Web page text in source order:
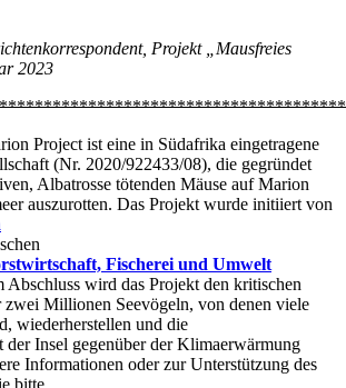
Projekt „Mausfreies
2023
Project ist eine in Südafrika eingetragene
(Nr. 2020/922433/08), die gegründet
Albatrosse tötenden Mäuse auf Marion
auszurotten. Das Projekt wurde initiiert von
Fischerei und Umwelt
Abschluss wird das Projekt den kritischen
Millionen Seevögeln, von denen viele
wiederherstellen und die
der Insel gegenüber der Klimaerwärmung
Informationen oder zur Unterstützung des